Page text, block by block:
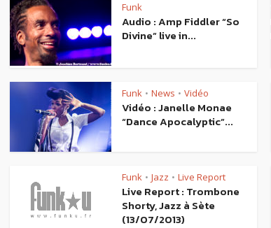
Funk
Audio : Amp Fiddler “So
Divine” live in...
Funk • News • Vidéo
Vidéo : Janelle Monae
“Dance Apocalyptic”...
Funk • Jazz • Live Report
Live Report : Trombone
Shorty, Jazz à Sète
(13/07/2013)